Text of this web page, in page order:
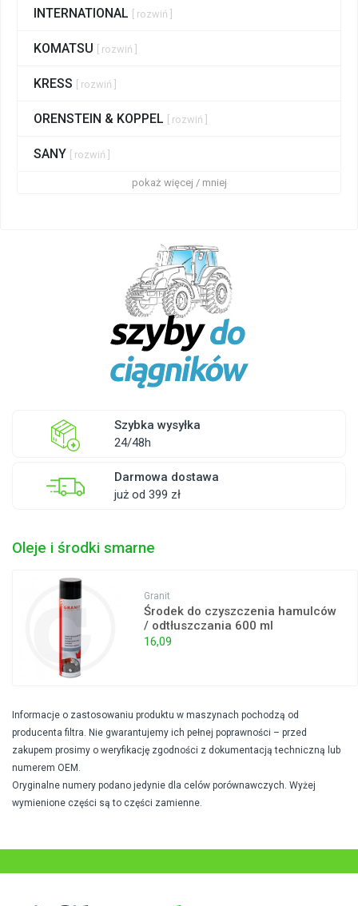
INTERNATIONAL [ rozwiń ]
KOMATSU [ rozwiń ]
KRESS [ rozwiń ]
ORENSTEIN & KOPPEL [ rozwiń ]
SANY [ rozwiń ]
pokaż więcej / mniej
Szybka wysyłka
24/48h
Darmowa dostawa
już od 399 zł
Oleje i środki smarne
Granit
Środek do czyszczenia hamulców
/ odtłuszczania 600 ml
16,09
Informacje o zastosowaniu produktu w maszynach pochodzą od
producenta filtra. Nie gwarantujemy ich pełnej poprawności – przed
zakupem prosimy o weryfikację zgodności z dokumentacją techniczną lub
numerem OEM.
Oryginalne numery podano jedynie dla celów porównawczych. Wyżej
wymienione części są to części zamienne.